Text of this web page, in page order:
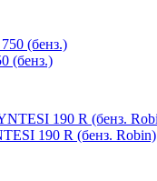
(бенз.)
190 R (бенз. Robin)